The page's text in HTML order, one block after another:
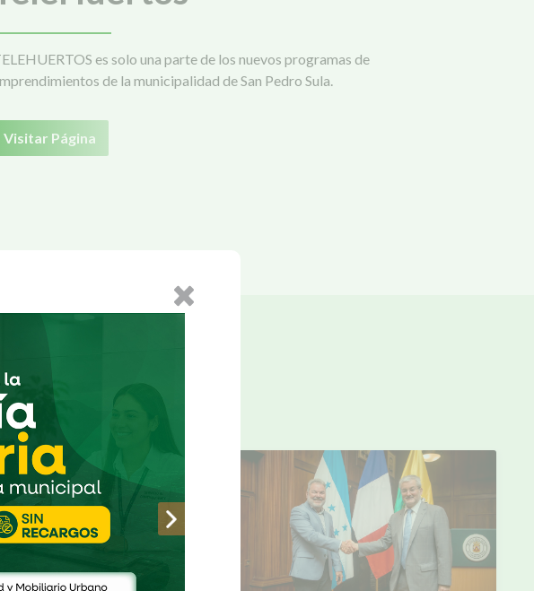
es solo una parte de los nuevos programas de
de la municipalidad de San Pedro Sula.
Visitar Página
PUEDES VER AQUÍ!